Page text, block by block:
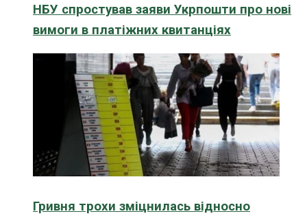
НБУ спростував заяви Укрпошти про нові
вимоги в платіжних квитанціях
Гривня трохи зміцнилась відносно